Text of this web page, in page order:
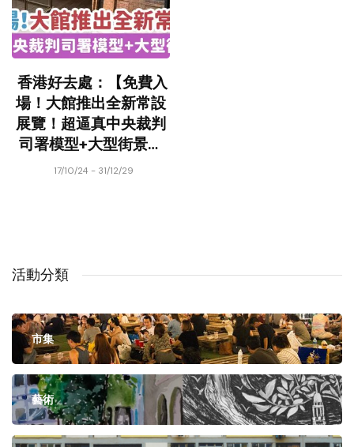
活動分類
市集
藝術
香港好去處：【免費入
場！大館推出全新常設
展覽！超逼真中央裁判
司署模型+大型街景畫
品】
17/10/24 - 31/12/29